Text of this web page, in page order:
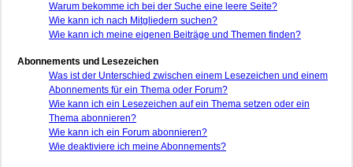
Warum bekomme ich bei der Suche eine leere Seite?
Wie kann ich nach Mitgliedern suchen?
Wie kann ich meine eigenen Beiträge und Themen finden?
Abonnements und Lesezeichen
Was ist der Unterschied zwischen einem Lesezeichen und einem
Abonnements für ein Thema oder Forum?
Wie kann ich ein Lesezeichen auf ein Thema setzen oder ein
Thema abonnieren?
Wie kann ich ein Forum abonnieren?
Wie deaktiviere ich meine Abonnements?